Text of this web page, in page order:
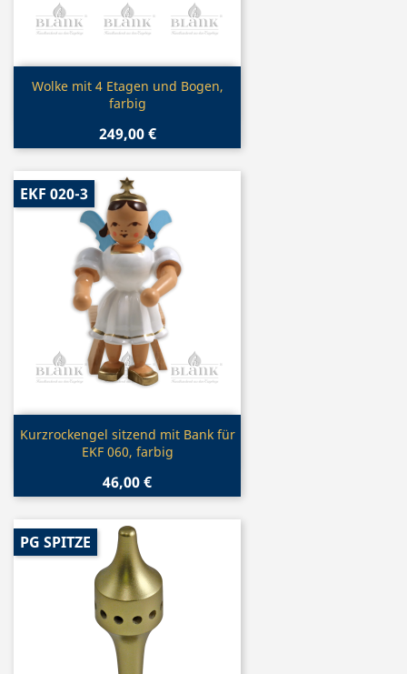
 Vorschau
Wolke mit 4 Etagen und Bogen,
farbig
249,00 €
Vorschau
Kurzrockengel sitzend mit Bank für
EKF 060, farbig
46,00 €
EKF 020-3
PG SPITZE